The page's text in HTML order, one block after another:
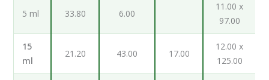
5 ml 33.80 6.00
11.00 x
97.00
15
ml
21.20 43.00 17.00
12.00 x
125.00